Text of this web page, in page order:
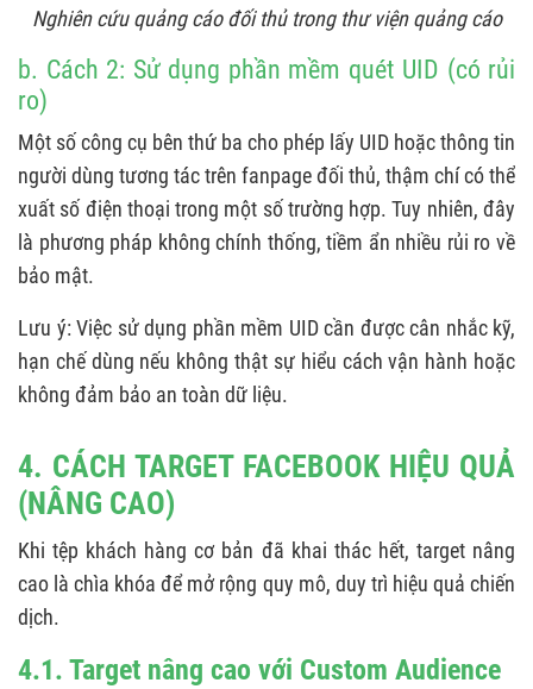
Nghiên cứu quảng cáo đối thủ trong thư viện quảng cáo
b. Cách 2: Sử dụng phần mềm quét UID (có rủi
ro)
Một số công cụ bên thứ ba cho phép lấy UID hoặc thông tin
người dùng tương tác trên fanpage đối thủ, thậm chí có thể
xuất số điện thoại trong một số trường hợp. Tuy nhiên, đây
là phương pháp không chính thống, tiềm ẩn nhiều rủi ro về
bảo mật.
Lưu ý: Việc sử dụng phần mềm UID cần được cân nhắc kỹ,
hạn chế dùng nếu không thật sự hiểu cách vận hành hoặc
không đảm bảo an toàn dữ liệu.
4. CÁCH TARGET FACEBOOK HIỆU QUẢ
(NÂNG CAO)
Khi tệp khách hàng cơ bản đã khai thác hết, target nâng
cao là chìa khóa để mở rộng quy mô, duy trì hiệu quả chiến
dịch.
4.1. Target nâng cao với Custom Audience